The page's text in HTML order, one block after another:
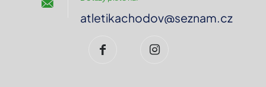
atletikachodov@seznam.cz